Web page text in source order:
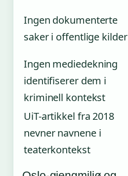
Ingen dokumenterte
saker i offentlige kilder
Ingen mediedekning
identifiserer dem i
kriminell kontekst
UiT-artikkel fra 2018
nevner navnene i
teaterkontekst